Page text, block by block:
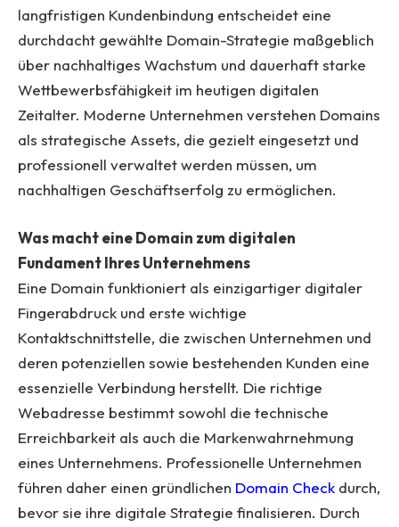
langfristigen Kundenbindung entscheidet eine
durchdacht gewählte Domain-Strategie maßgeblich
über nachhaltiges Wachstum und dauerhaft starke
Wettbewerbsfähigkeit im heutigen digitalen
Zeitalter. Moderne Unternehmen verstehen Domains
als strategische Assets, die gezielt eingesetzt und
professionell verwaltet werden müssen, um
nachhaltigen Geschäftserfolg zu ermöglichen.
Was macht eine Domain zum digitalen
Fundament Ihres Unternehmens
Eine Domain funktioniert als einzigartiger digitaler
Fingerabdruck und erste wichtige
Kontaktschnittstelle, die zwischen Unternehmen und
deren potenziellen sowie bestehenden Kunden eine
essenzielle Verbindung herstellt. Die richtige
Webadresse bestimmt sowohl die technische
Erreichbarkeit als auch die Markenwahrnehmung
eines Unternehmens. Professionelle Unternehmen
führen daher einen gründlichen Domain Check durch,
bevor sie ihre digitale Strategie finalisieren. Durch